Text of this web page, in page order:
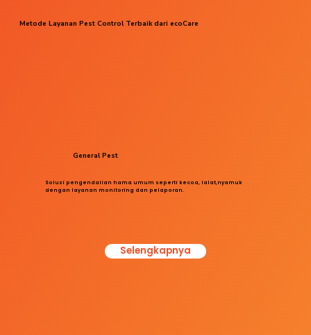
Metode Layanan Pest Control Terbaik dari ecoCare
Solusi pengendalian hama umum seperti kecoa, lalat,nyamuk
dengan layanan monitoring dan pelaporan.
General Pest
Selengkapnya